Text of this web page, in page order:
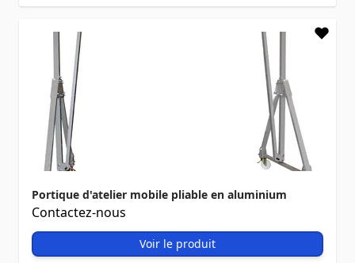
Portique d'atelier mobile pliable en aluminium
Contactez-nous
Voir le produit